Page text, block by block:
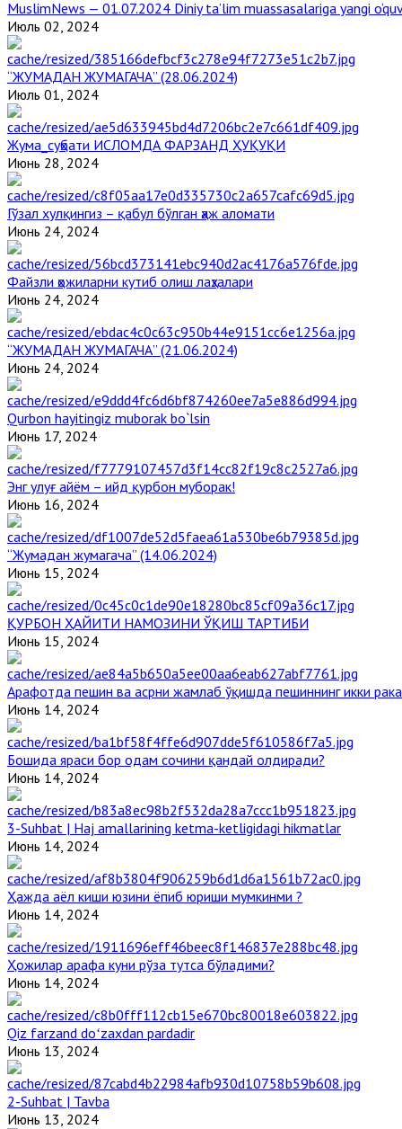
MuslimNews — 01.07.2024 Diniy ta’lim muassasalariga yangi
Июль 02, 2024
“ЖУМАДАН ЖУМАГАЧА” (28.06.2024)
Июль 01, 2024
Жума_суҳбати ИСЛОМДА ФАРЗАНД ҲУҚУҚИ
Июнь 28, 2024
Гўзал хулқингиз – қабул бўлган ҳаж аломати
Июнь 24, 2024
Файзли ҳожиларни кутиб олиш лаҳзалари
Июнь 24, 2024
“ЖУМАДАН ЖУМАГАЧА” (21.06.2024)
Июнь 24, 2024
Qurbon hayitingiz muborak bo`lsin
Июнь 17, 2024
Энг улуғ айём – ийд қурбон муборак!
Июнь 16, 2024
“Жумадан жумагача” (14.06.2024)
Июнь 15, 2024
ҚУРБОН ҲАЙИТИ НАМОЗИНИ ЎҚИШ ТАРТИБИ
Июнь 15, 2024
Арафотда пешин ва асрни жамлаб ўқишда пешиннинг икки
Июнь 14, 2024
Бошида яраси бор одам сочини қандай олдиради?
Июнь 14, 2024
3-Suhbat | Haj amallarining ketma-ketligidagi hikmatlar
Июнь 14, 2024
Ҳажда аёл киши юзини ёпиб юриши мумкинми ?
Июнь 14, 2024
Ҳожилар арафа куни рўза тутса бўладими?
Июнь 14, 2024
Qiz farzand doʻzaxdan pardadir
Июнь 13, 2024
2-Suhbat | Tavba
Июнь 13, 2024